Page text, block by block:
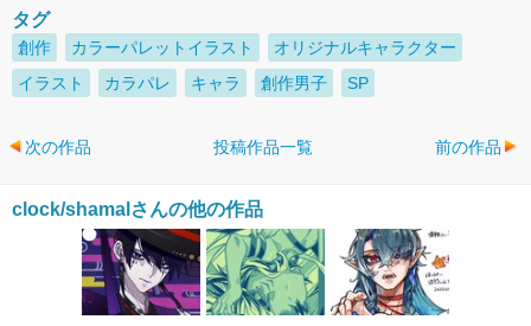
タグ
創作 カラーパレットイラスト
オリジナルキャラクター
イラスト
カラパレ キャラ 創作男子 SP
次の作品 投稿作品一覧 前の作品
clock/shamalさんの他の作品